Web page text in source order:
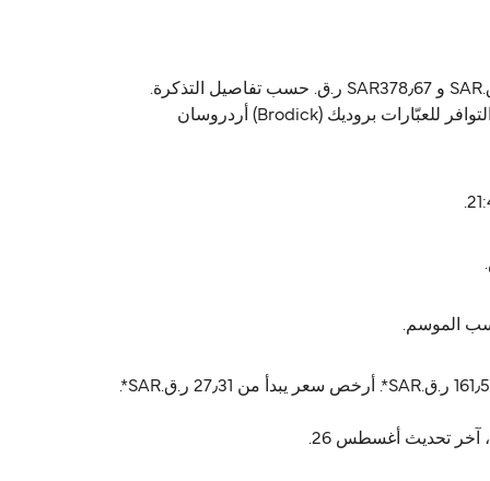
Caledonian MacBrayne يشغّل العبّارة من بروديك (Brodick) إلى أردروسان (Ardrossan). أسعار العبّارة تتراوح بين 27٫31 ر.ق.‏SAR و SAR378٫67 ر.ق.‏ حسب تفاصيل التذكرة.
الأسعار ما تشمل رسوم الخدمة. الجداول تختلف حسب الموسم، استخدم Direct Ferries Deal Finder للحصول على الأسعار والتوافر للعبّارات بروديك (Brodick) أردروسان
أسعار بروديك (Brodick) أردروسان (Ardrossan) عادةً تتراوح بين 27٫31 ر.ق.‏SAR* و 378٫67 ر.ق.‏SAR*. السعر المتوسط عادةً 161٫56 ر.ق.‏SAR*. أرخص سعر يبدأ من 27٫31 ر.ق.‏SAR*.